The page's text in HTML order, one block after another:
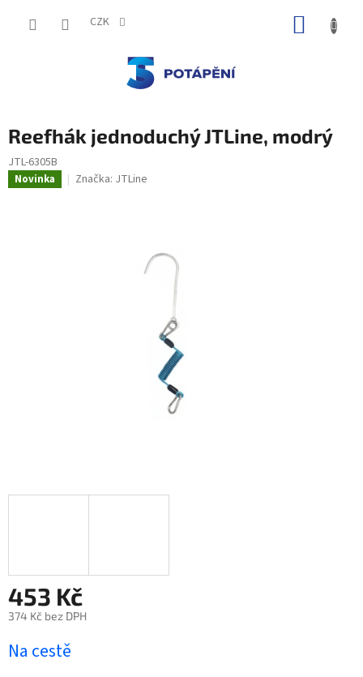
CZK
Reefhák jednoduchý JTLine, modrý
JTL-6305B
Novinka Značka: JTLine
453 Kč
374 Kč bez DPH
Na cestě